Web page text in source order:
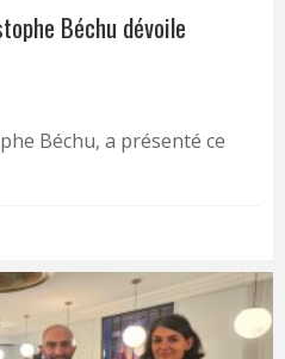
Béchu dévoile
Béchu, a présenté ce